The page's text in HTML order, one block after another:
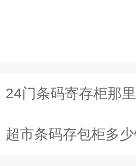
24门条码寄存柜那
超市条码存包柜多